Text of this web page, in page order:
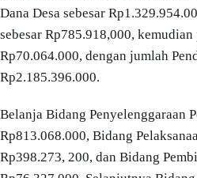
Dana Desa sebesar
sebesar Rp785.918,000,
Rp70.064.000, dengan jumlah
Rp2.185.396.000.
Belanja Bidang Penyelenggaraan
Rp813.068.000, Bidang
Rp398.273, 200, dan Bidang